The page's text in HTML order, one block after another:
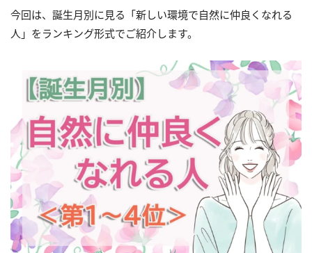
今回は、誕生月別に見る「新しい環境で自然に仲良くなれる
人」をランキング形式でご紹介します。